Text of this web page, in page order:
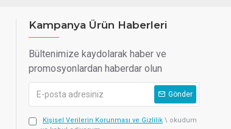
Kampanya Ürün Haberleri
Bültenimize kaydolarak haber ve
promosyonlardan haberdar olun
Gönder
Kişisel Verilerin Korunması ve Gizlilik \ okudum